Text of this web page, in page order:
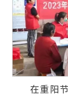
在重阳